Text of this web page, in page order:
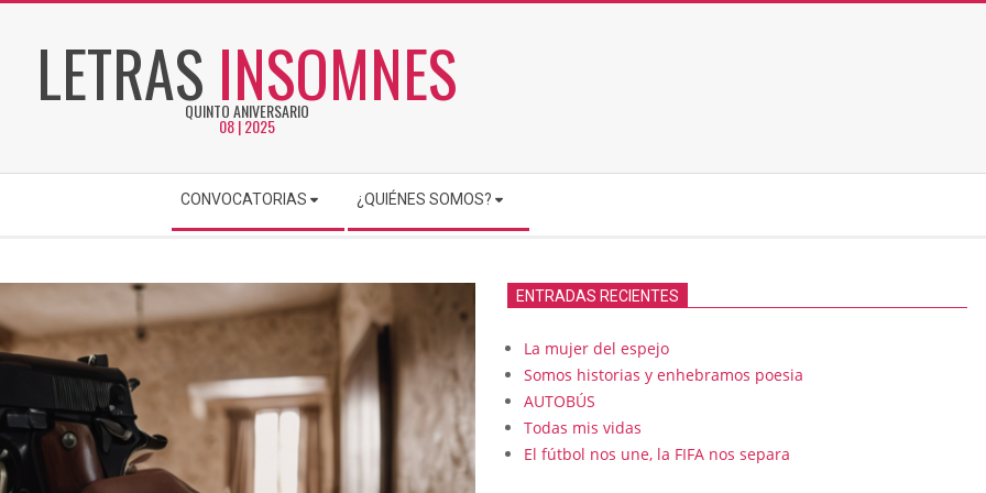
LETRAS INSOMNES
QUINTO ANIVERSARIO
08 | 2025
CONVOCATORIAS ¿QUIÉNES SOMOS?
ENTRADAS RECIENTES
La mujer del espejo
Somos historias y enhebramos poesia
AUTOBÚS
Todas mis vidas
El fútbol nos une, la FIFA nos separa